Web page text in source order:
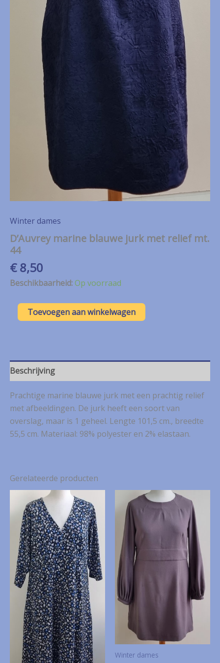
Winter dames
D’Auvrey marine blauwe jurk met relief mt.
44
€8,50
Beschikbaarheid:Op voorraad
D'Auvrey
marine
mt.
44
Toevoegen aan winkelwagen
Beschrijving
Prachtige marine blauwe jurk met een prachtig relief
met afbeeldingen. De jurk heeft een soort van
overslag, maar is 1 geheel. Lengte 101,5 cm., breedte
55,5 cm. Materiaal: 98% polyester en 2% elastaan.
Gerelateerde producten
Winter dames